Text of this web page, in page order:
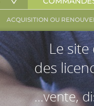
ACQUISITION OU
Le
des
...vente,